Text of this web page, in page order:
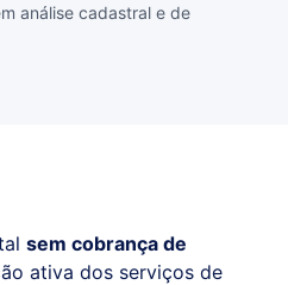
análise cadastral e de
sem cobrança de
ativa dos serviços de